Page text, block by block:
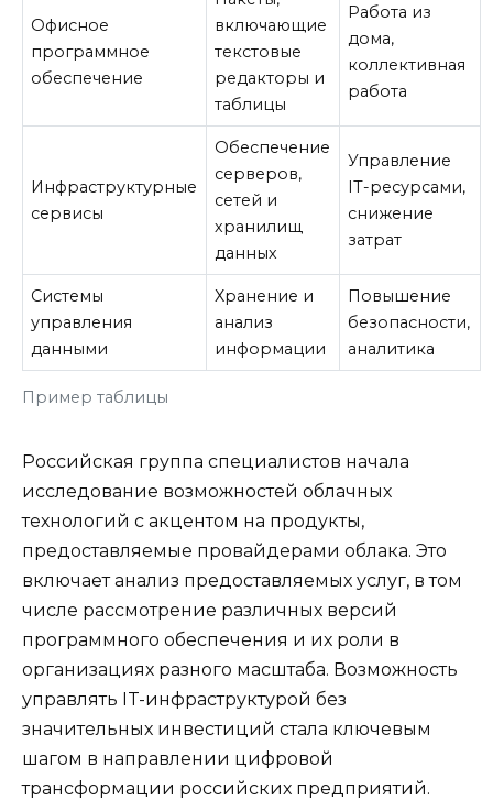
Пример таблицы
Офисное
программное
обеспечение
включающие
текстовые
редакторы и
таблицы
Работа из
дома,
коллективная
работа
Инфраструктурные
сервисы
Обеспечение
серверов,
сетей и
хранилищ
данных
Управление
IT-ресурсами,
снижение
затрат
Системы
управления
данными
Хранение и
анализ
информации
Повышение
безопасности,
аналитика
Российская группа специалистов начала
исследование возможностей облачных
технологий с акцентом на продукты,
предоставляемые провайдерами облака. Это
включает анализ предоставляемых услуг, в том
числе рассмотрение различных версий
программного обеспечения и их роли в
организациях разного масштаба. Возможность
управлять IT-инфраструктурой без
значительных инвестиций стала ключевым
шагом в направлении цифровой
трансформации российских предприятий.